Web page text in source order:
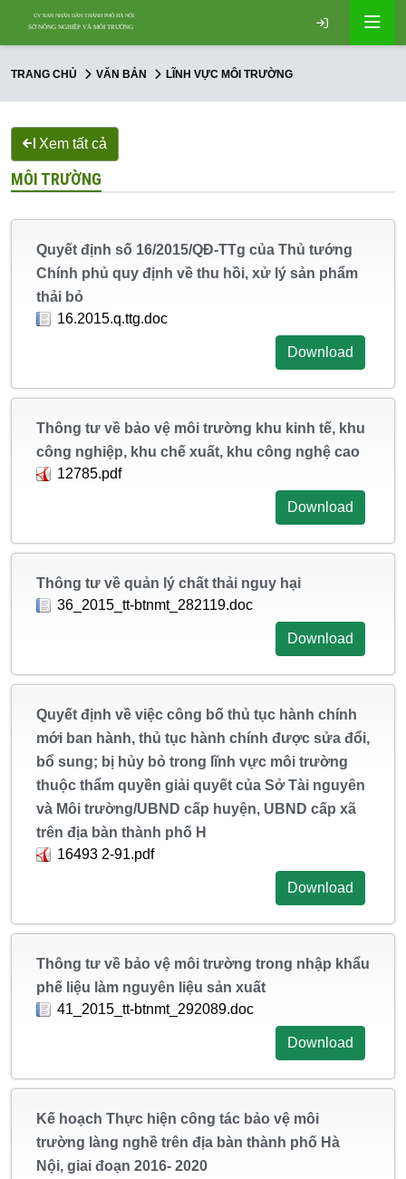
TRANG CHỦ VĂN BẢN LĨNH VỰC MÔI TRƯỜNG
Xem tất cả
MÔI TRƯỜNG
Quyết định số 16/2015/QĐ-TTg của Thủ tướng
Chính phủ quy định về thu hồi, xử lý sản phẩm
thải bỏ
16.2015.q.ttg.doc
Download
Thông tư về bảo vệ môi trường khu kinh tế, khu
công nghiệp, khu chế xuất, khu công nghệ cao
12785.pdf
Download
Thông tư về quản lý chất thải nguy hại
36_2015_tt-btnmt_282119.doc
Download
Quyết định về việc công bố thủ tục hành chính
mới ban hành, thủ tục hành chính được sửa đổi,
bổ sung; bị hủy bỏ trong lĩnh vực môi trường
thuộc thẩm quyền giải quyết của Sở Tài nguyên
và Môi trường/UBND cấp huyện, UBND cấp xã
trên địa bàn thành phố H
16493 2-91.pdf
Download
Thông tư về bảo vệ môi trường trong nhập khẩu
phế liệu làm nguyên liệu sản xuất
41_2015_tt-btnmt_292089.doc
Download
Kế hoạch Thực hiện công tác bảo vệ môi
trường làng nghề trên địa bàn thành phố Hà
Nội, giai đoạn 2016- 2020